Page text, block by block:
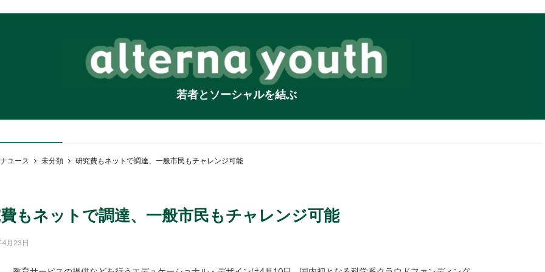
若者とソーシャルを結ぶ
ユース 未分類 研究費もネットで調達、一般市民もチャレンジ可能
もネットで調達、一般市民もチャレンジ可能
月23日